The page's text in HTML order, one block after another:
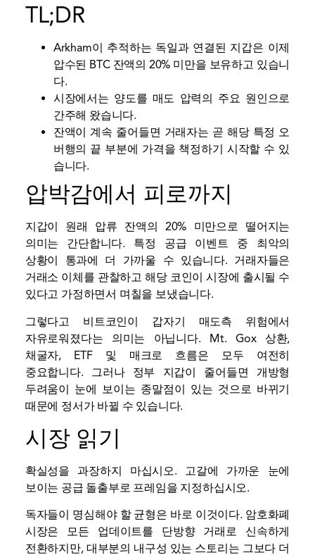
TL;DR
Arkham이 추적하는 독일과 연결된 지갑은 이제
압수된 BTC 잔액의 20% 미만을 보유하고 있습니
다.
시장에서는 양도를 매도 압력의 주요 원인으로
간주해 왔습니다.
잔액이 계속 줄어들면 거래자는 곧 해당 특정 오
버행의 끝 부분에 가격을 책정하기 시작할 수 있
습니다.
압박감에서 피로까지
지갑이 원래 압류 잔액의 20% 미만으로 떨어지는
의미는 간단합니다. 특정 공급 이벤트 중 최악의
상황이 통과에 더 가까울 수 있습니다. 거래자들은
거래소 이체를 관찰하고 해당 코인이 시장에 출시될 수
있다고 가정하면서 며칠을 보냈습니다.
그렇다고 비트코인이 갑자기 매도측 위험에서
자유로워졌다는 의미는 아닙니다. Mt. Gox 상환,
채굴자, ETF 및 매크로 흐름은 모두 여전히
중요합니다. 그러나 정부 지갑이 줄어들면 개방형
두려움이 눈에 보이는 종말점이 있는 것으로 바뀌기
때문에 정서가 바뀔 수 있습니다.
시장 읽기
확실성을 과장하지 마십시오. 고갈에 가까운 눈에
보이는 공급 돌출부로 프레임을 지정하십시오.
독자들이 명심해야 할 균형은 바로 이것이다. 암호화폐
시장은 모든 업데이트를 단방향 거래로 신속하게
전환하지만, 대부분의 내구성 있는 스토리는 그보다 더